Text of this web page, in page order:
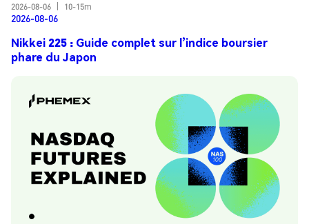
2026-08-06
10-15m
2026-08-06
Nikkei 225 : Guide complet sur l’indice boursier
phare du Japon